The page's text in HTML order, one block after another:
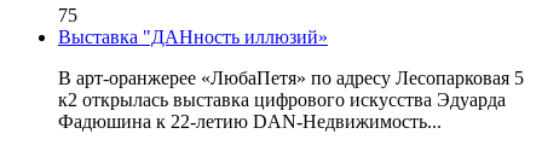
75
Выставка "ДАНность иллюзий»
В арт-оранжерее «ЛюбаПетя» по адресу Лесопарковая 5
к2 открылась выставка цифрового искусства Эдуарда
Фадюшина к 22-летию DAN-Недвижимость...